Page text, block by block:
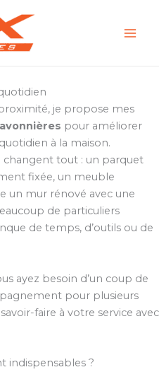
je propose mes
pour améliorer
à la maison.
changent tout : un parquet
fixée, un meuble
un mur rénové avec une
de particuliers
de temps, d’outils ou de
ayez besoin d’un coup de
pour plusieurs
faire à votre service avec
indispensables ?